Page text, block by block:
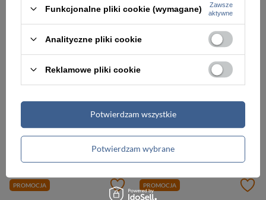
-5%
133,00 zł
133,00 zł
139,99 zł
-5%
133,00 zł
Najniższa cena:
139,99 zł
PROMOCJA PROMOCJA
Funkcjonalne pliki cookie (wymagane)
Zawsze
aktywne
Analityczne pliki cookie
Reklamowe pliki cookie
Potwierdzam wybrane
Potwierdzam wszystkie